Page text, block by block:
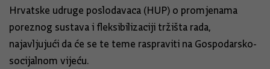
Hrvatske udruge poslodavaca (HUP) o promjenama
poreznog sustava i fleksibilizaciji tržišta rada,
najavljujući da će se te teme raspraviti na Gospodarsko-
socijalnom vijeću.